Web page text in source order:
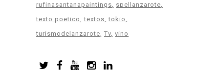
rufinasantanapaintings
spellanzarote
texto poetico
textos tokio
turismodelanzarote Tv vino